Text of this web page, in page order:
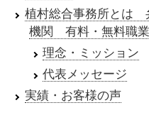
植村総合事務所と
機関 有料・無料職
理念・ミッション
代表メッセージ
実績・お客様の声